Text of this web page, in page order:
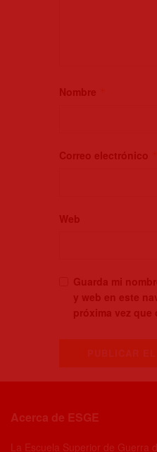
Nombre
Correo electrónico
Web
Guarda mi
y web en este
próxima vez que
Acerca de ESGE
La Escuela Superior de Guerra